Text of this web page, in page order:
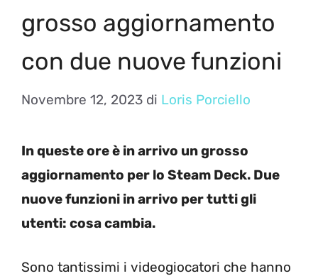
grosso aggiornamento
con due nuove funzioni
Novembre 12, 2023 di Loris Porciello
In queste ore è in arrivo un grosso
aggiornamento per lo Steam Deck. Due
nuove funzioni in arrivo per tutti gli
utenti: cosa cambia.
Sono tantissimi i videogiocatori che hanno